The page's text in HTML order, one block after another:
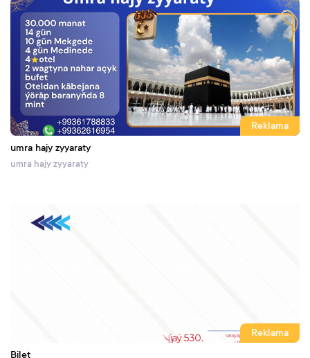
Reklama
umra hajy zyyaraty
umra hajy zyyaraty
Reklama
Bilet